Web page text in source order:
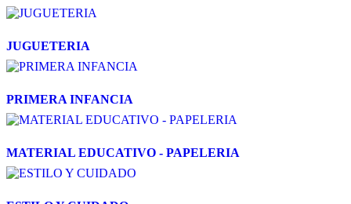
JUGUETERIA
PRIMERA INFANCIA
MATERIAL EDUCATIVO - PAPELERIA